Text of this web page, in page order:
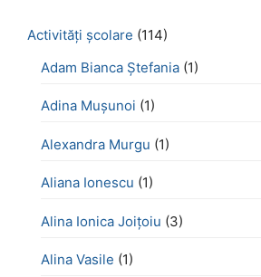
Activităţi şcolare (114)
Adam Bianca Ștefania (1)
Adina Mușunoi (1)
Alexandra Murgu (1)
Aliana Ionescu (1)
Alina Ionica Joițoiu (3)
Alina Vasile (1)